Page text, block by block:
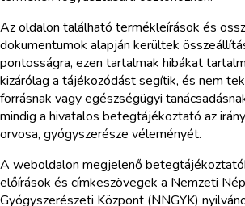
Az oldalon található termékleírások és
dokumentumok alapján kerültek
pontosságra, ezen tartalmak hibákat
kizárólag a tájékozódást segítik, és nem
forrásnak vagy egészségügyi
mindig a hivatalos betegtájékoztató az
orvosa, gyógyszerésze véleményét.
A weboldalon megjelenő
előírások és címkeszövegek a Nemzeti
Gyógyszerészeti Központ (NNGYK)